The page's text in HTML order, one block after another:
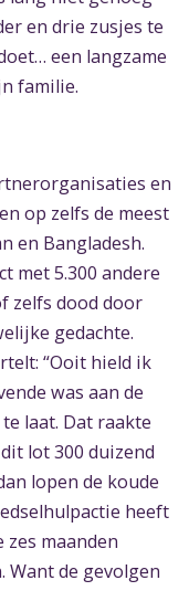
en drie zusjes te
een langzame
familie.
en
op zelfs de meest
en Bangladesh.
met 5.300 andere
zelfs dood door
gedachte.
“Ooit hield ik
was aan de
laat. Dat raakte
lot 300 duizend
lopen de koude
heeft
zes maanden
Want de gevolgen